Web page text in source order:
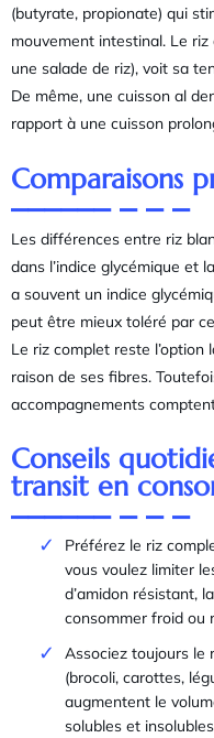
(butyrate, propionate) qui
mouvement intestinal. Le
une salade de riz), voit sa
De même, une cuisson al
rapport à une cuisson
Comparaisons
Les différences entre riz
dans l’indice glycémique et
a souvent un indice
peut être mieux toléré par
Le riz complet reste
raison de ses fibres.
accompagnements
Conseils
transit en
Préférez le riz
vous voulez limiter
d’amidon résistant,
consommer froid ou
Associez toujours le
(brocoli, carottes,
augmentent le
solubles et